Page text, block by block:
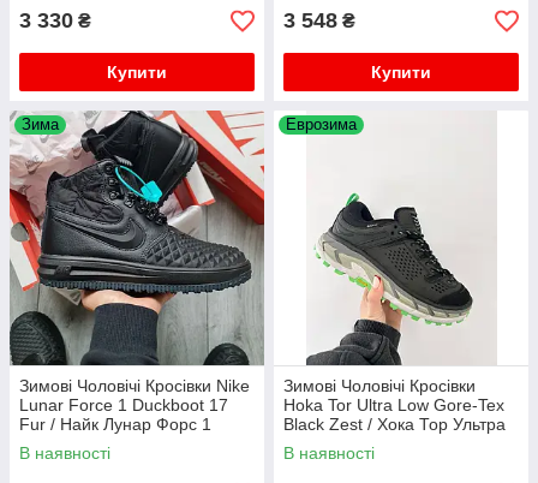
3 330 ₴
Купити
3 548 ₴
Купити
Зима
Зимові Чоловічі Кросівки Nike
Lunar Force 1 Duckboot 17
Fur / Найк Лунар Форс 1
Дакбут 17 Чорні (Хутро)
В наявності
Еврозима
Зимові Чоловічі Кросівки
Hoka Tor Ultra Low Gore-Tex
Black Zest / Хока Тор Ультра
Гор Текс Зест Низькі Чорні
В наявності